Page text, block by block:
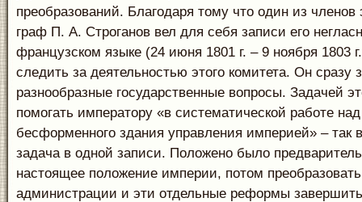
преобразований. Благодаря тому что один из
граф П. А. Строганов вел для себя записи его
французском языке (24 июня 1801 г. – 9 ноября 1803
следить за деятельностью этого комитета. Он сразу
разнообразные государственные вопросы. Задачей
помогать императору «в систематической работе
бесформенного здания управления империей» – так
задача в одной записи. Положено было
настоящее положение империи, потом
администрации и эти отдельные реформы